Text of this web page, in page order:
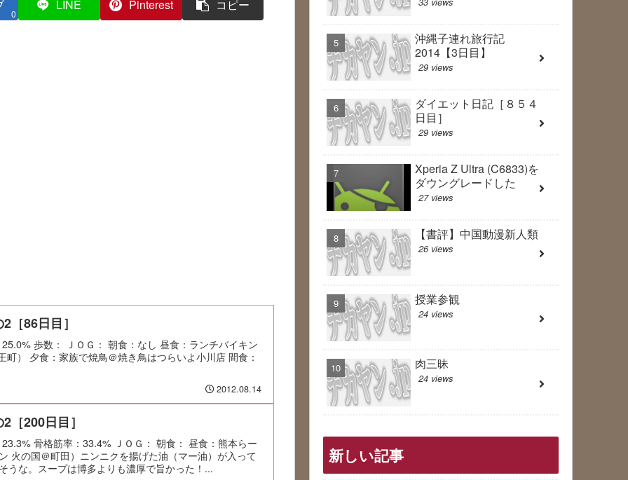
0
LINE Pinterest コピー
［86日目］
歩数： ＪＯＧ： 朝食：なし 昼食：ランチバイキン
） 夕食：家族で焼鳥＠焼き鳥はつらいよ小川店 間食：
2012.08.14
［200日目］
骨格筋率：33.4% ＪＯＧ： 朝食： 昼食：熊本らー
火の国＠町田）ニンニクを揚げた油（マー油）が入って
うな。スープは博多よりも濃厚で旨かった！...
沖縄子連れ旅行記
2014【3日目】
29 views
ダイエット日記［８５４
日目］
29 views
Xperia Z Ultra (C6833)を
ダウングレードした
27 views
【書評】中国動漫新人類
26 views
授業参観
24 views
肉三昧
24 views
新しい記事